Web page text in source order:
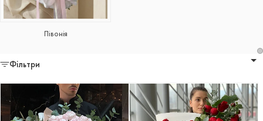
Півонія
Фільтри